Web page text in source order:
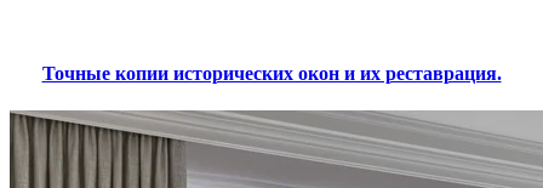
Точные копии исторических окон и их реставрация.